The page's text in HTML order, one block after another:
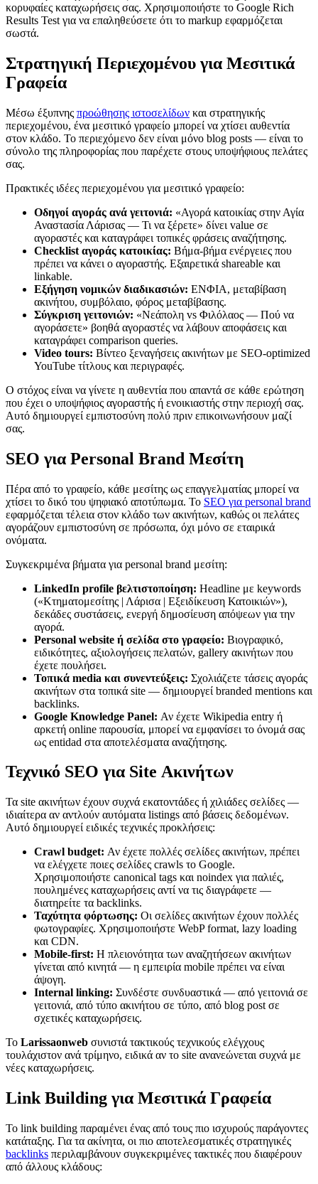
κορυφαίες καταχωρήσεις σας. Χρησιμοποιήστε το Google Rich
Results Test για να επαληθεύσετε ότι το markup εφαρμόζεται
σωστά.
Στρατηγική Περιεχομένου για Μεσιτικά
Γραφεία
Μέσω έξυπνης προώθησης ιστοσελίδων και στρατηγικής
περιεχομένου, ένα μεσιτικό γραφείο μπορεί να χτίσει αυθεντία
στον κλάδο. Το περιεχόμενο δεν είναι μόνο blog posts — είναι το
σύνολο της πληροφορίας που παρέχετε στους υποψήφιους πελάτες
σας.
Πρακτικές ιδέες περιεχομένου για μεσιτικό γραφείο:
Οδηγοί αγοράς ανά γειτονιά: «Αγορά κατοικίας στην Αγία
Αναστασία Λάρισας — Τι να ξέρετε» δίνει value σε
αγοραστές και καταγράφει τοπικές φράσεις αναζήτησης.
Checklist αγοράς κατοικίας: Βήμα-βήμα ενέργειες που
πρέπει να κάνει ο αγοραστής. Εξαιρετικά shareable και
linkable.
Εξήγηση νομικών διαδικασιών: ΕΝΦΙΑ, μεταβίβαση
ακινήτου, συμβόλαιο, φόρος μεταβίβασης.
Σύγκριση γειτονιών: «Νεάπολη vs Φιλόλαος — Πού να
αγοράσετε» βοηθά αγοραστές να λάβουν αποφάσεις και
καταγράφει comparison queries.
Video tours: Βίντεο ξεναγήσεις ακινήτων με SEO-optimized
YouTube τίτλους και περιγραφές.
Ο στόχος είναι να γίνετε η αυθεντία που απαντά σε κάθε ερώτηση
που έχει ο υποψήφιος αγοραστής ή ενοικιαστής στην περιοχή σας.
Αυτό δημιουργεί εμπιστοσύνη πολύ πριν επικοινωνήσουν μαζί
σας.
SEO για Personal Brand Μεσίτη
Πέρα από το γραφείο, κάθε μεσίτης ως επαγγελματίας μπορεί να
χτίσει το δικό του ψηφιακό αποτύπωμα. Το SEO για personal brand
εφαρμόζεται τέλεια στον κλάδο των ακινήτων, καθώς οι πελάτες
αγοράζουν εμπιστοσύνη σε πρόσωπα, όχι μόνο σε εταιρικά
ονόματα.
Συγκεκριμένα βήματα για personal brand μεσίτη:
LinkedIn profile βελτιστοποίηση: Headline με keywords
(«Κτηματομεσίτης | Λάρισα | Εξειδίκευση Κατοικιών»),
δεκάδες συστάσεις, ενεργή δημοσίευση απόψεων για την
αγορά.
Personal website ή σελίδα στο γραφείο: Βιογραφικό,
ειδικότητες, αξιολογήσεις πελατών, gallery ακινήτων που
έχετε πουλήσει.
Τοπικά media και συνεντεύξεις: Σχολιάζετε τάσεις αγοράς
ακινήτων στα τοπικά site — δημιουργεί branded mentions και
backlinks.
Google Knowledge Panel: Αν έχετε Wikipedia entry ή
αρκετή online παρουσία, μπορεί να εμφανίσει το όνομά σας
ως entidad στα αποτελέσματα αναζήτησης.
Τεχνικό SEO για Site Ακινήτων
Τα site ακινήτων έχουν συχνά εκατοντάδες ή χιλιάδες σελίδες —
ιδιαίτερα αν αντλούν αυτόματα listings από βάσεις δεδομένων.
Αυτό δημιουργεί ειδικές τεχνικές προκλήσεις:
Crawl budget: Αν έχετε πολλές σελίδες ακινήτων, πρέπει
να ελέγχετε ποιες σελίδες crawls το Google.
Χρησιμοποιήστε canonical tags και noindex για παλιές,
πουλημένες καταχωρήσεις αντί να τις διαγράφετε —
διατηρείτε τα backlinks.
Ταχύτητα φόρτωσης: Οι σελίδες ακινήτων έχουν πολλές
φωτογραφίες. Χρησιμοποιήστε WebP format, lazy loading
και CDN.
Mobile-first: Η πλειονότητα των αναζητήσεων ακινήτων
γίνεται από κινητά — η εμπειρία mobile πρέπει να είναι
άψογη.
Internal linking: Συνδέστε συνδυαστικά — από γειτονιά σε
γειτονιά, από τύπο ακινήτου σε τύπο, από blog post σε
σχετικές καταχωρήσεις.
Το Larissaonweb συνιστά τακτικούς τεχνικούς ελέγχους
τουλάχιστον ανά τρίμηνο, ειδικά αν το site ανανεώνεται συχνά με
νέες καταχωρήσεις.
Link Building για Μεσιτικά Γραφεία
Το link building παραμένει ένας από τους πιο ισχυρούς παράγοντες
κατάταξης. Για τα ακίνητα, οι πιο αποτελεσματικές στρατηγικές
backlinks περιλαμβάνουν συγκεκριμένες τακτικές που διαφέρουν
από άλλους κλάδους: